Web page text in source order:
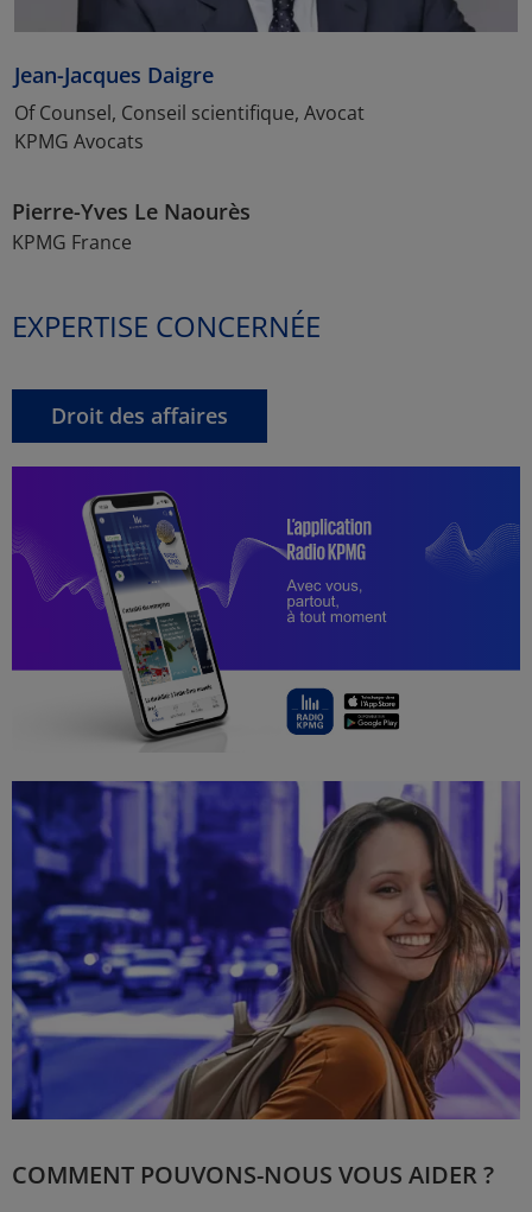
Jean-Jacques Daigre
Of Counsel, Conseil scientifique, Avocat
KPMG Avocats
Pierre-Yves Le Naourès
KPMG France
EXPERTISE CONCERNÉE
Droit des affaires
COMMENT POUVONS-NOUS VOUS AIDER ?